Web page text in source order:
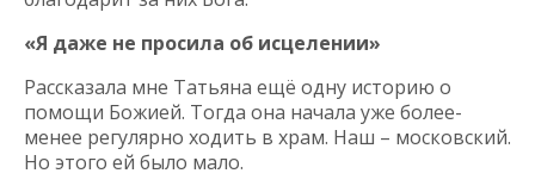
«Я даже не просила об исцелении»
Рассказала мне Татьяна ещё одну историю о
помощи Божией. Тогда она начала уже более-
менее регулярно ходить в храм. Наш – московский.
Но этого ей было мало.